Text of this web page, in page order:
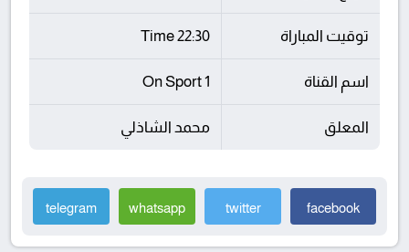
توقيت المباراة 22:30 Time
اسم القناة On Sport 1
المعلق محمد الشاذلي
facebook
twitter
whatsapp
telegram